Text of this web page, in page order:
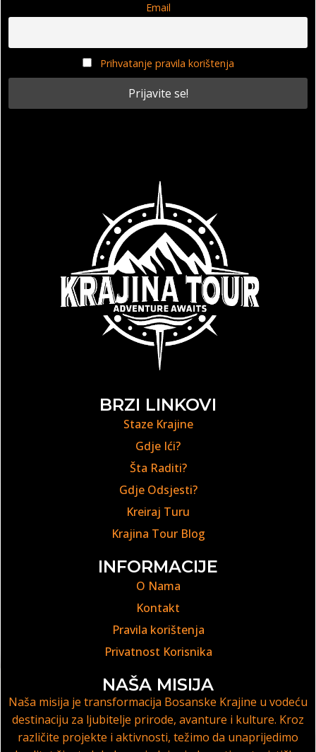
Email
Prihvatanje pravila korištenja
BRZI LINKOVI
Staze Krajine
Gdje Ići?
Šta Raditi?
Gdje Odsjesti?
Kreiraj Turu
Krajina Tour Blog
INFORMACIJE
O Nama
Kontakt
Pravila korištenja
Privatnost Korisnika
NAŠA MISIJA
Naša misija je transformacija Bosanske Krajine u vodeću
destinaciju za ljubitelje prirode, avanture i kulture. Kroz
različite projekte i aktivnosti, težimo da unaprijedimo